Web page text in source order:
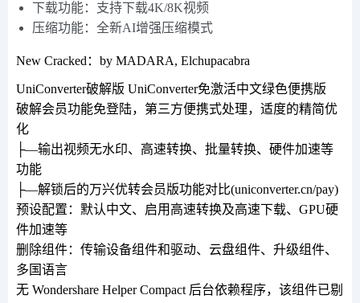
下载功能：支持下载4K/8K视频
压缩功能：全新AI增强压缩模式
New Cracked：by MADARA, Elchupacabra
UniConverter破解版 UniConverter免激活中文绿色便携版
破解会员功能免登陆，第三方便携式处理，适度的精简优
化
├—输出视频无水印、高速转换、批量转换、硬件加速等
功能
├—解锁后的万兴优转会员版功能对比(uniconverter.cn/pay)
预设配置：默认中文、启用高速转换及高速下载、GPU硬
件加速等
删除组件：传输设备组件和驱动、云盘组件、升级组件、
多国语言
无 Wondershare Helper Compact 后台依赖程序，该组件已剔